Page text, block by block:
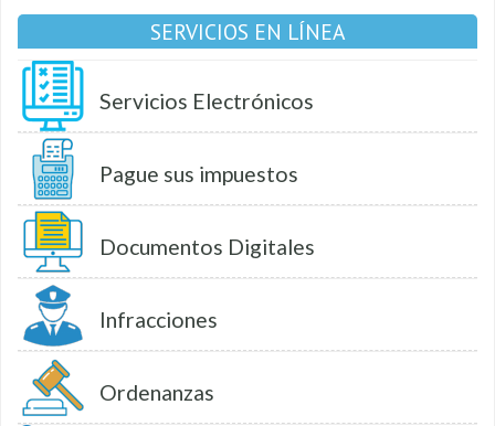
SERVICIOS EN LÍNEA
Servicios Electrónicos
Pague sus impuestos
Documentos Digitales
Infracciones
Ordenanzas